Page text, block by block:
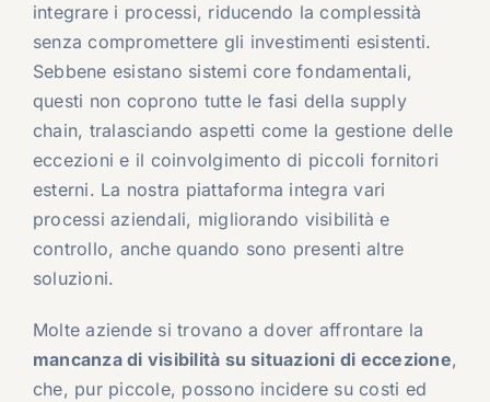
integrare i processi, riducendo la complessità
senza compromettere gli investimenti esistenti.
Sebbene esistano sistemi core fondamentali,
questi non coprono tutte le fasi della supply
chain, tralasciando aspetti come la gestione delle
eccezioni e il coinvolgimento di piccoli fornitori
esterni. La nostra piattaforma integra vari
processi aziendali, migliorando visibilità e
controllo, anche quando sono presenti altre
soluzioni.
Molte aziende si trovano a dover affrontare la
mancanza di visibilità su situazioni di eccezione,
che, pur piccole, possono incidere su costi ed